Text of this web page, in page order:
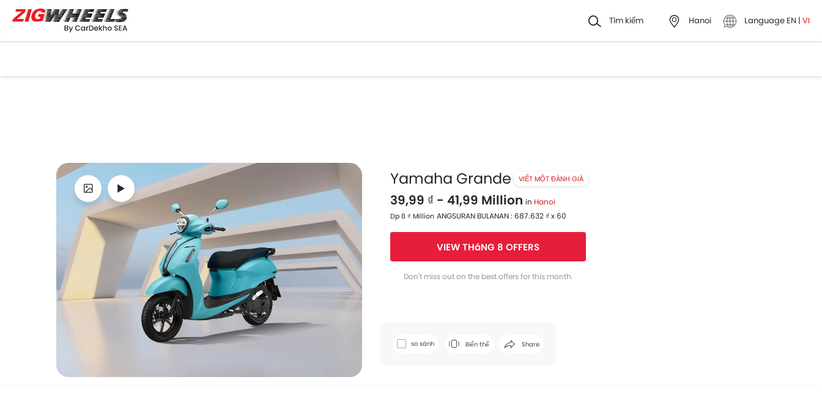
Tìm kiếm Hanoi Language EN | VI
Yamaha Grande VIẾT MỘT ĐÁNH GIÁ
39,99 ₫ - 41,99 Million in Hanoi
Dp 8 ₫ Million ANGSURAN BULANAN : 687.632 ₫ x 60
VIEW THáNG 8 OFFERS
Don't miss out on the best offers for this month.
so sánh Biến thể Share